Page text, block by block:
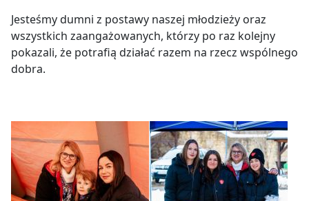
Jesteśmy dumni z postawy naszej młodzieży oraz
wszystkich zaangażowanych, którzy po raz kolejny
pokazali, że potrafią działać razem na rzecz wspólnego
dobra.